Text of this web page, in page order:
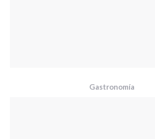
Gastronomía